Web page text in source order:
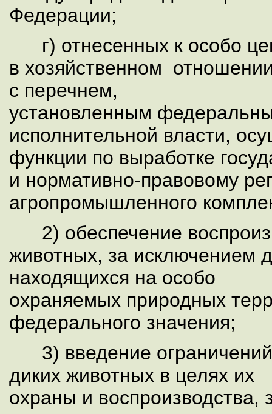
Федерации;
г) отнесенных к особо
в хозяйственном
с перечнем,
установленным
исполнительной власти,
функции по выработке
и нормативно-правовому
агропромышленного
2) обеспечение
животных, за исключением
находящихся на особо
охраняемых природных
федерального значения;
3) введение
диких животных в целях их
охраны и воспроизводства,